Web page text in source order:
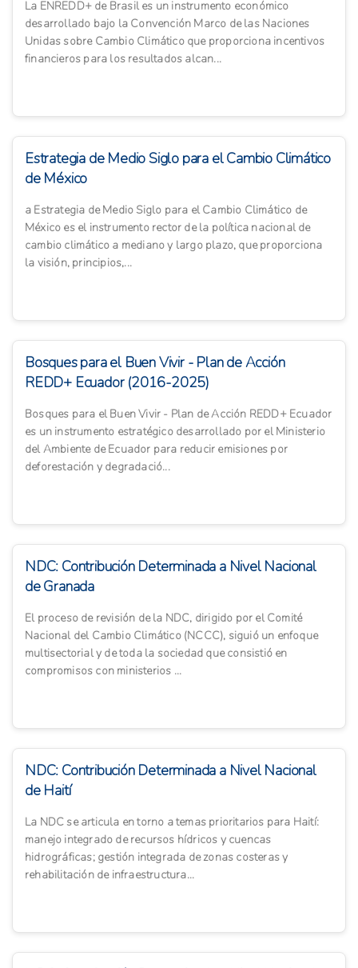
La ENREDD+ de Brasil es un instrumento económico
desarrollado bajo la Convención Marco de las Naciones
Unidas sobre Cambio Climático que proporciona incentivos
financieros para los resultados alcan...
Estrategia de Medio Siglo para el Cambio Climático
de México
a Estrategia de Medio Siglo para el Cambio Climático de
México es el instrumento rector de la política nacional de
cambio climático a mediano y largo plazo, que proporciona
la visión, principios,...
Bosques para el Buen Vivir - Plan de Acción
REDD+ Ecuador (2016-2025)
Bosques para el Buen Vivir - Plan de Acción REDD+ Ecuador
es un instrumento estratégico desarrollado por el Ministerio
del Ambiente de Ecuador para reducir emisiones por
deforestación y degradació...
NDC: Contribución Determinada a Nivel Nacional
de Granada
El proceso de revisión de la NDC, dirigido por el Comité
Nacional del Cambio Climático (NCCC), siguió un enfoque
multisectorial y de toda la sociedad que consistió en
compromisos con ministerios ...
NDC: Contribución Determinada a Nivel Nacional
de Haití
La NDC se articula en torno a temas prioritarios para Haití:
manejo integrado de recursos hídricos y cuencas
hidrográficas; gestión integrada de zonas costeras y
rehabilitación de infraestructura...